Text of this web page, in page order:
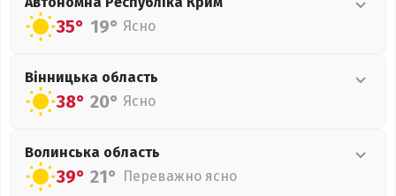
35° 19° Ясно
Вінницька область
38° 20° Ясно
Волинська область
39° 21° Переважно ясно